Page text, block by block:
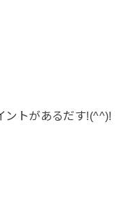
ントがあるだす!(^^)!